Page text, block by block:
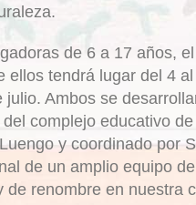
de 6 a 17 años,
ellos tendrá lugar del 4
julio. Ambos se
complejo educativo
y coordinado por
de un amplio equipo
de renombre en nuestra